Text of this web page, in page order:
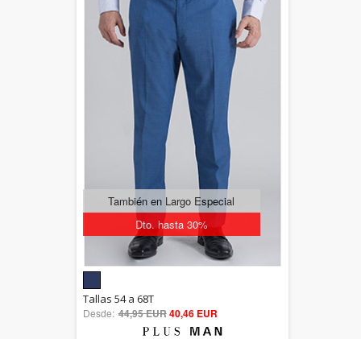
Dto. hasta 30%
También en Largo Especial
5.00
out of 5
Tallas 54 a 68T
Desde: 44,95 EUR40,46 EUR